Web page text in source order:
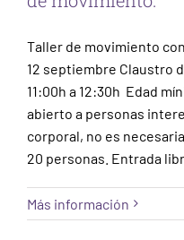
Taller de movimiento
12 septiembre Claustro
11:00h a 12:30h Edad
abierto a personas
corporal, no es
20 personas. Entrada
Más información